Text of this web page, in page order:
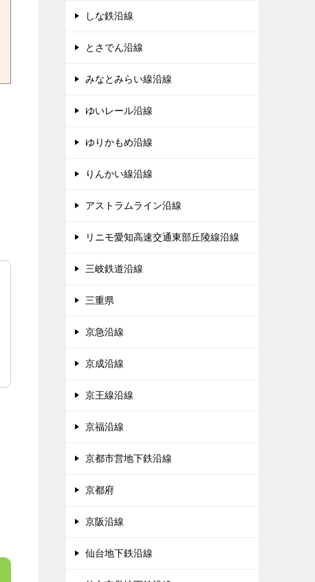
しな鉄沿線
とさでん沿線
みなとみらい線沿線
ゆいレール沿線
ゆりかもめ沿線
りんかい線沿線
アストラムライン沿線
リニモ愛知高速交通東部丘陵線沿線
三岐鉄道沿線
三重県
京急沿線
京成沿線
京王線沿線
京福沿線
京都市営地下鉄沿線
京都府
京阪沿線
仙台地下鉄沿線